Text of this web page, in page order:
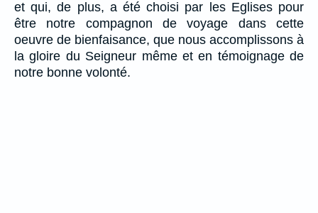
et qui, de plus, a été choisi par les Eglises pour
être notre compagnon de voyage dans cette
oeuvre de bienfaisance, que nous accomplissons à
la gloire du Seigneur même et en témoignage de
notre bonne volonté.